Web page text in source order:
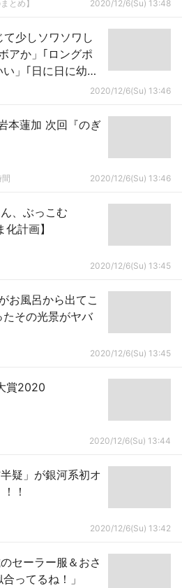
とめ】 2020/12/6(Su) 13:48
少しソワソワし
アか」｢ロングポ
」｢日に日に幼く
2020/12/6(Su) 13:46
本蓮加 次回『のぎ
2020/12/6(Su) 13:46
、ぶっこむ
計画】
2020/12/6(Su) 13:45
お風呂から出てこ
その光景がヤバ
2020/12/6(Su) 13:45
賞2020
2020/12/6(Su) 13:44
疑」が銀河系初オ
！
2020/12/6(Su) 13:42
セーラー服＆おさ
ってるね！」